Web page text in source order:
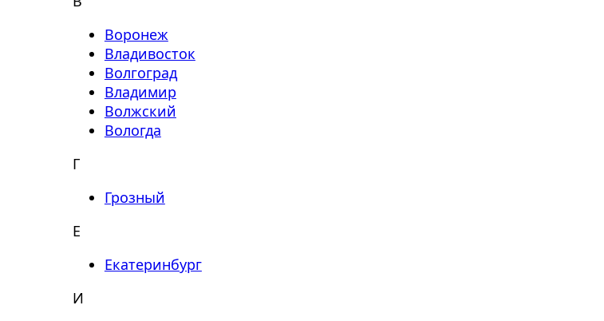
Воронеж
Владивосток
Волгоград
Владимир
Волжский
Вологда
Г
Грозный
Е
Екатеринбург
И